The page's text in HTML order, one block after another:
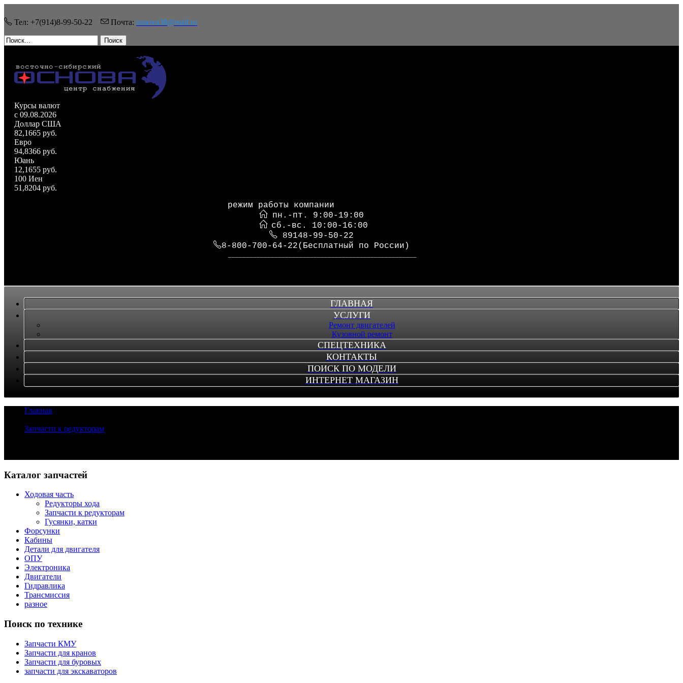
Тел: +7(914)8-99-50-22 Почта: osnova38@mail.ru
Поиск
Курсы валют
c 09.08.2026
Доллар США
82,1665 руб.
Евро
94,8366 руб.
Юань
12,1655 руб.
100 Иен
51,8204 руб.
режим работы компании
пн.-пт. 9:00-19:00
сб.-вс. 10:00-16:00
89148-99-50-22
8-800-700-64-22(Бесплатный по России)
ГЛАВНАЯ
УСЛУГИ
Ремонт двигателей
Кузовной ремонт
СПЕЦТЕХНИКА
КОНТАКТЫ
ПОИСК ПО МОДЕЛИ
ИНТЕРНЕТ МАГАЗИН
Главная
Запчасти к редукторам
Каталог запчастей
Ходовая часть
Редукторы хода
Запчасти к редукторам
Гусянки, катки
Форсунки
Кабины
Детали для двигателя
ОПУ
Электроника
Двигатели
Гидравлика
Трансмиссия
разное
Поиск по технике
Запчасти КМУ
Запчасти для кранов
Запчасти для буровых
запчасти для экскаваторов